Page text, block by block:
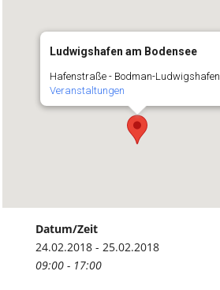
Ludwigshafen am Bodensee
Hafenstraße - Bodman-Ludwigshafen
Veranstaltungen
Datum/Zeit
24.02.2018 - 25.02.2018
09:00 - 17:00